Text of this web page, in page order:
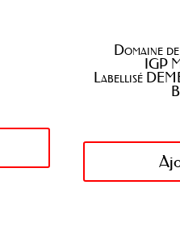
Domaine
IGP
Labellisé